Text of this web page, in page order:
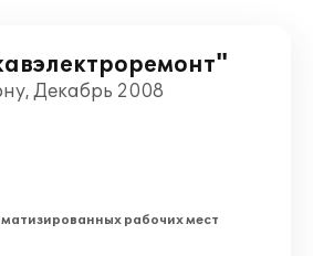
Декабрь 2008
рабочих мест